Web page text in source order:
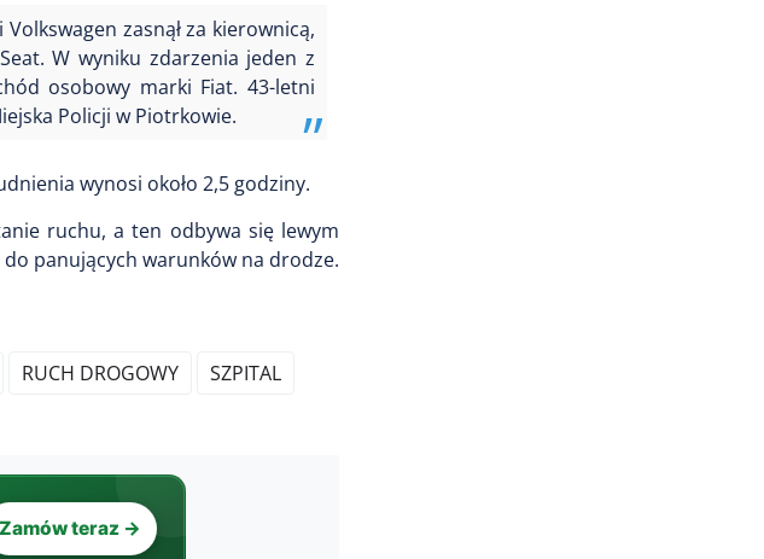
zasnął za kierownicą,
W wyniku zdarzenia jeden z
osobowy marki Fiat. 43-letni
Policji w Piotrkowie.
wynosi około 2,5 godziny.
ruchu, a ten odbywa się lewym
panujących warunków na drodze.
RUCH DROGOWY SZPITAL